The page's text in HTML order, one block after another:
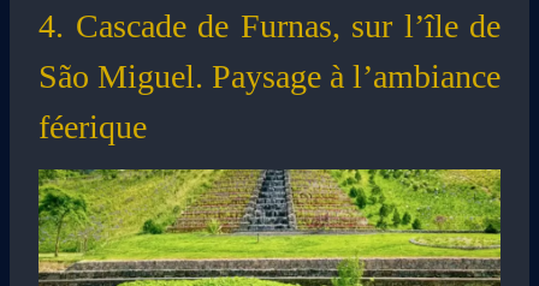
4. Cascade de Furnas, sur l’île de
São Miguel. Paysage à l’ambiance
féerique